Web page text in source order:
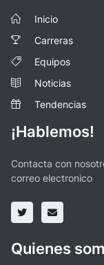
Inicio
Carreras
Equipos
Noticias
Tendencias
¡Hablemos!
Contacta con
correo electronico
Quienes